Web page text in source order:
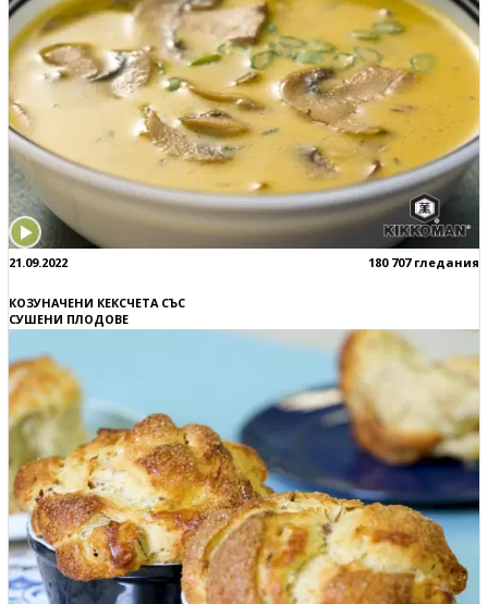
21.09.2022 180 707 гледания
КОЗУНАЧЕНИ КЕКСЧЕТА СЪС
СУШЕНИ ПЛОДОВЕ